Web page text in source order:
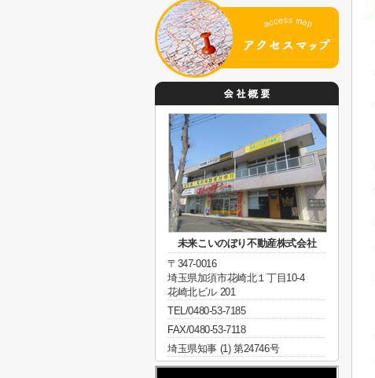
未来こいのぼり不動産株式会社
〒347-0016
埼玉県加須市花崎北１丁目10-4
花崎北ビル 201
TEL/0480-53-7185
FAX/0480-53-7118
埼玉県知事 (1) 第24746号